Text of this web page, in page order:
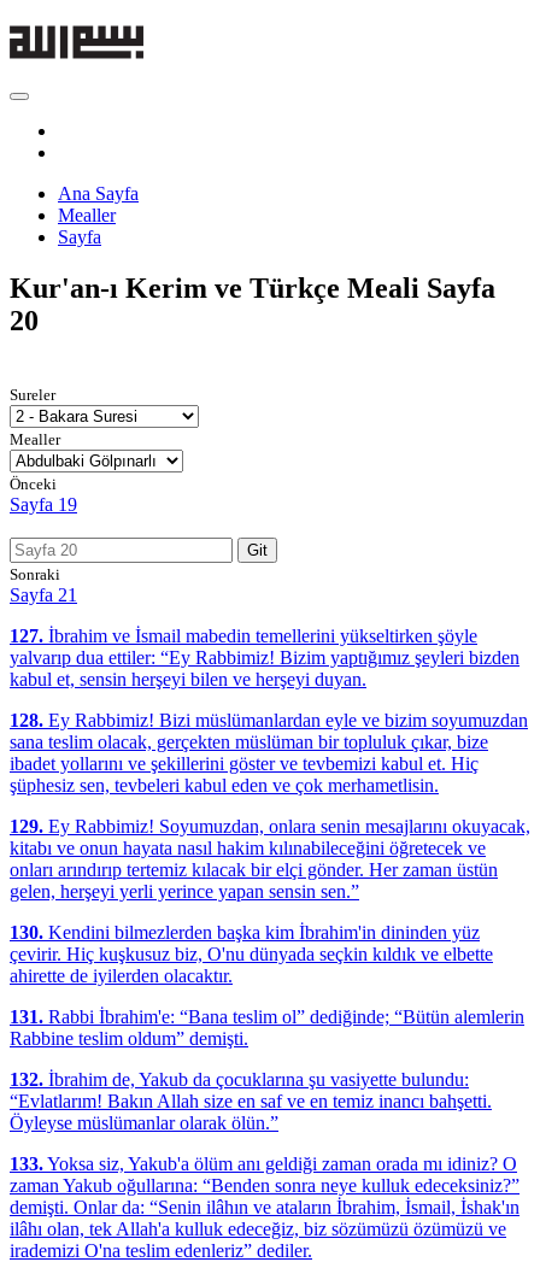
Ana Sayfa
Mealler
Sayfa
Kur'an-ı Kerim ve Türkçe Meali Sayfa
20
Sureler
Mealler
Önceki
Sayfa 19
Git
Sonraki
Sayfa 21
127. İbrahim ve İsmail mabedin temellerini yükseltirken şöyle
yalvarıp dua ettiler: “Ey Rabbimiz! Bizim yaptığımız şeyleri bizden
kabul et, sensin herşeyi bilen ve herşeyi duyan.
128. Ey Rabbimiz! Bizi müslümanlardan eyle ve bizim soyumuzdan
sana teslim olacak, gerçekten müslüman bir topluluk çıkar, bize
ibadet yollarını ve şekillerini göster ve tevbemizi kabul et. Hiç
şüphesiz sen, tevbeleri kabul eden ve çok merhametlisin.
129. Ey Rabbimiz! Soyumuzdan, onlara senin mesajlarını okuyacak,
kitabı ve onun hayata nasıl hakim kılınabileceğini öğretecek ve
onları arındırıp tertemiz kılacak bir elçi gönder. Her zaman üstün
gelen, herşeyi yerli yerince yapan sensin sen.”
130. Kendini bilmezlerden başka kim İbrahim'in dininden yüz
çevirir. Hiç kuşkusuz biz, O'nu dünyada seçkin kıldık ve elbette
ahirette de iyilerden olacaktır.
131. Rabbi İbrahim'e: “Bana teslim ol” dediğinde; “Bütün alemlerin
Rabbine teslim oldum” demişti.
132. İbrahim de, Yakub da çocuklarına şu vasiyette bulundu:
“Evlatlarım! Bakın Allah size en saf ve en temiz inancı bahşetti.
Öyleyse müslümanlar olarak ölün.”
133.Yoksa siz, Yakub'a ölüm anı geldiği zaman orada mı idiniz? O
zaman Yakub oğullarına: “Benden sonra neye kulluk edeceksiniz?”
demişti. Onlar da: “Senin ilâhın ve ataların İbrahim, İsmail, İshak'ın
ilâhı olan, tek Allah'a kulluk edeceğiz, biz sözümüzü özümüzü ve
irademizi O'na teslim edenleriz” dediler.